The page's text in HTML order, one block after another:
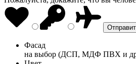
Фасад
на выбор (ДСП, МДФ ПВХ и